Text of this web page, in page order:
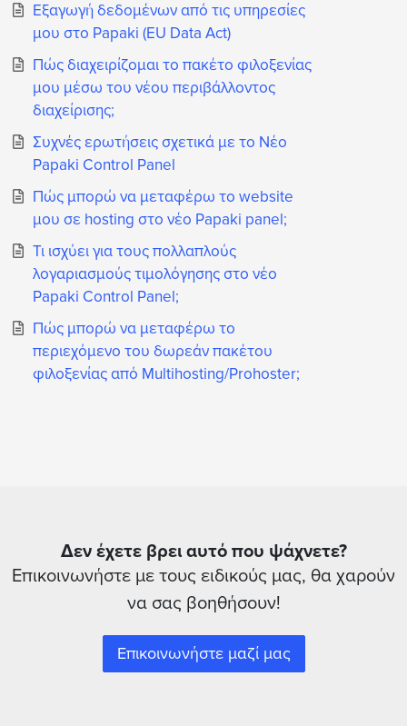
Εξαγωγή δεδομένων από τις υπηρεσίες
μου στο Papaki (EU Data Act)
Πώς διαχειρίζομαι το πακέτο φιλοξενίας
μου μέσω του νέου περιβάλλοντος
διαχείρισης;
Συχνές ερωτήσεις σχετικά με το Νέο
Papaki Control Panel
Πώς μπορώ να μεταφέρω το website
μου σε hosting στο νέο Papaki panel;
Τι ισχύει για τους πολλαπλούς
λογαριασμούς τιμολόγησης στο νέο
Papaki Control Panel;
Πώς μπορώ να μεταφέρω το
περιεχόμενο του δωρεάν πακέτου
φιλοξενίας από Multihosting/Prohoster;
Δεν έχετε βρει αυτό που ψάχνετε?
Επικοινωνήστε με τους ειδικούς μας, θα χαρούν
να σας βοηθήσουν!
Επικοινωνήστε μαζί μας